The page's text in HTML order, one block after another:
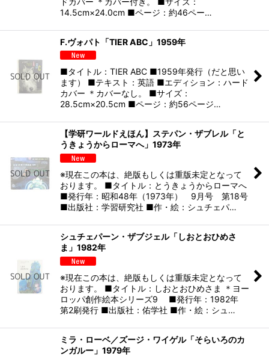
14.5cm×24.0cm ■ページ：約46ペー…
F.ヴォパト「TIER ABC」1959年
■タイトル：TIER ABC ■1959年発行（だと思い
ます） ■テキスト：英語 ■エディション：ハード
カバー ＊カバーなし。 ■サイズ：
28.5cm×20.5cm ■ページ：約56ページ…
【学研ワールドえほん】ステパン・ザブレル「と
うきょうからローマへ」1973年
※現在この本は、絶版もしくは重版未定となって
おります。 ■タイトル：とうきょうからローマへ
■発行年：昭和48年（1973年） 9月号 第18号
■出版社：学習研究社 ■作・絵：シュチェパ…
シュチェパーン・ザブジェル「しおとおひめさ
ま」1982年
※現在この本は、絶版もしくは重版未定となって
おります。 ■タイトル：しおとおひめさま ＊ヨー
ロッパ創作絵本シリーズ9 ■発行年：1982年
第2刷発行 ■出版社：佑学社 ■作・絵：シュ…
ミラ・ローベ／ズージ・ワイゲル「そらいろのカ
ンガルー」1979年